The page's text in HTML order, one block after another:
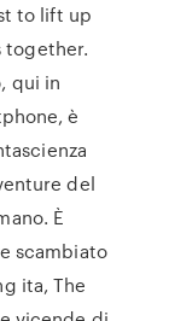
to lift up
together.
qui in
è
del
È
scambiato
ita, The